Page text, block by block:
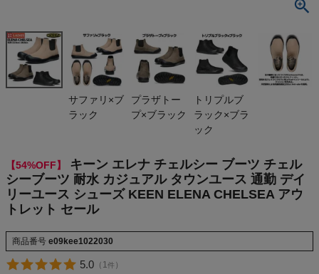
ェルシーブー
ツ 耐水 カジ
ュアル タウン
ユース 通勤
デイリーユー
(税込)
NIKE
CHUMS
HOKA
サファリ×ブ
ラック
プラザトー
プ×ブラック
トリプルブ
ラック×ブラ
ック
【54%OFF】
キーン エレナ チェルシー ブーツ チェル
シーブーツ 耐水 カジュアル タウンユース 通勤 デイ
リーユース シューズ KEEN ELENA CHELSEA アウ
トレット セール
商品番号 e09kee1022030
5.0 （ 1件 ）